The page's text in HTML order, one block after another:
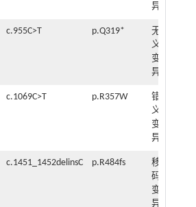
异
c.955C>T p.Q319*
无
义
变
异
c.1069C>T p.R357W
错
义
变
异
c.1451_1452delinsC p.R484fs
移
码
变
异